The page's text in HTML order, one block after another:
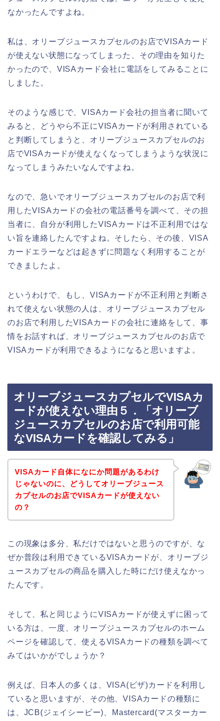
なかったんですよね。
私は、オリーブジュースカプセルのお店でVISAカード
が使えない状態になってしまった、その理由を知りた
かったので、VISAカード会社に電話をしてみることに
しました。
そのような感じで、VISAカード会社の担当者に聞いて
みると、どうやら不正にVISAカードが利用されている
と判断してしまうと、オリーブジュースカプセルのお
店でVISAカードが使えなくなってしまうような状況に
なってしまうみたいなんですよね。
なので、急いでオリーブジュースカプセルのお店で利
用したVISAカードの会社の電話番号を調べて、その担
当者に、自分が利用したVISAカードは不正利用ではな
い旨を連絡したんですよね。そしたら、その後、VISA
カードエラーなどは起きずに問題なく利用することが
できましたよ。
というわけで、もし、VISAカードが不正利用と判断さ
れて使えない状態の人は、オリーブジュースカプセル
のお店で利用したVISAカードの会社に連絡をして、事
情をお話すれば、オリーブジュースカプセルのお店で
VISAカードが利用できるようになると思いますよ。
オリーブジュースカプセルでVISAカ
ードが使えない理由５．「オリーブ
ジュースカプセルのお店で利用可能
なVISAカードを確認してみる」
VISAカード自体になにか問題があるわけ
じゃないのに、どうしてオリーブジュース
カプセルのお店でVISAカードが使えない
の？
この現象は多分、私だけではないと思うのですが、な
ぜか普段は利用できているVISAカードが、オリーブジ
ュースカプセルの商品を購入した時にだけ使えなかっ
たんです。
そして、私と同じようにVISAカードが使えずに困って
いる方は、一度、オリーブジュースカプセルのホーム
ページを確認して、使えるVISAカードの種類を調べて
みてはいかがでしょうか？
例えば、日本人の多くは、VISA(ビザ)カードを利用し
ていると思いますが、その他、VISAカードの種類に
は、JCB(ジェイシービー)、Mastercard(マスターカー